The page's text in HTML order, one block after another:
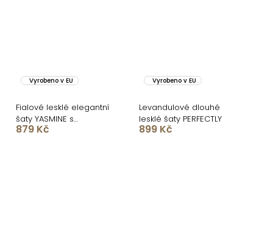
Vyrobeno v EU
Fialové lesklé elegantní
šaty YASMINE s
rozparkem
879 Kč
Vyrobeno v EU
Levandulové dlouhé
lesklé šaty PERFECTLY
899 Kč